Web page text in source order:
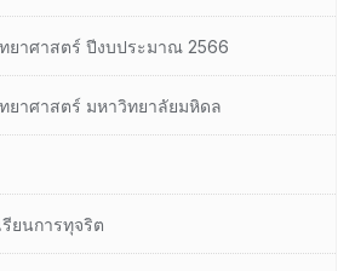
ยาศาสตร์ ปีงบประมาณ 2566
ยาศาสตร์ มหาวิทยาลัยมหิดล
รียนการทุจริต